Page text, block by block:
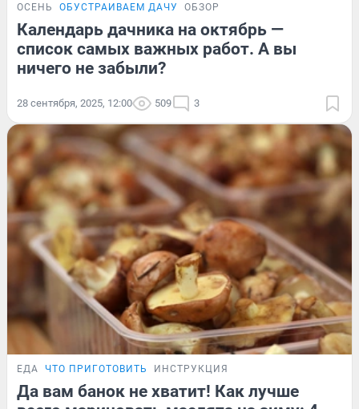
ОСЕНЬ ОБУСТРАИВАЕМ ДАЧУ ОБЗОР
Календарь дачника на октябрь —
список самых важных работ. А вы
ничего не забыли?
28 сентября, 2025, 12:00 509 3
ЕДА ЧТО ПРИГОТОВИТЬ ИНСТРУКЦИЯ
Да вам банок не хватит! Как лучше